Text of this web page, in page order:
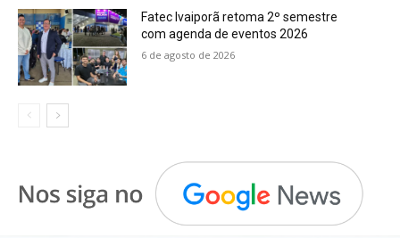
Fatec Ivaiporã retoma 2º semestre
com agenda de eventos 2026
6 de agosto de 2026